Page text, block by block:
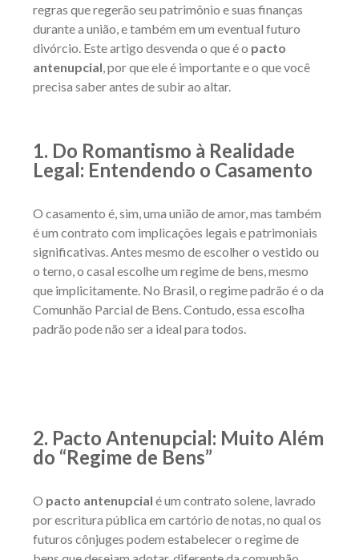
regras que regerão seu patrimônio e suas finanças
durante a união, e também em um eventual futuro
divórcio. Este artigo desvenda o que é o pacto
antenupcial , por que ele é importante e o que você
precisa saber antes de subir ao altar.
1. Do Romantismo à Realidade
Legal: Entendendo o Casamento
O casamento é, sim, uma união de amor, mas também
é um contrato com implicações legais e patrimoniais
significativas. Antes mesmo de escolher o vestido ou
o terno, o casal escolhe um regime de bens, mesmo
que implicitamente. No Brasil, o regime padrão é o da
Comunhão Parcial de Bens. Contudo, essa escolha
padrão pode não ser a ideal para todos.
2. Pacto Antenupcial: Muito Além
do “Regime de Bens”
O pacto antenupcial é um contrato solene, lavrado
por escritura pública em cartório de notas, no qual os
futuros cônjuges podem estabelecer o regime de